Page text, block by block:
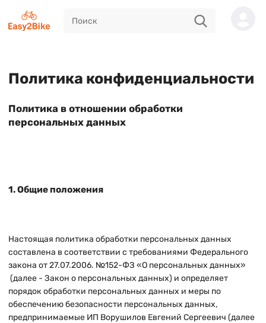
Политика конфиденциальности
Политика в отношении обработки
персональных данных
1. Общие положения
Настоящая политика обработки персональных данных
составлена в соответствии с требованиями Федерального
закона от 27.07.2006. №152-ФЗ «О персональных данных»
(далее - Закон о персональных данных) и определяет
порядок обработки персональных данных и меры по
обеспечению безопасности персональных данных,
предпринимаемые ИП Ворушилов Евгений Сергеевич (далее